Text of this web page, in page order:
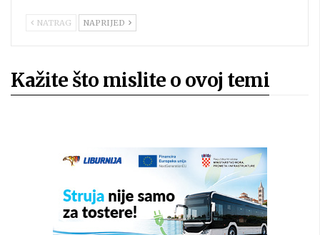
NATRAG NAPRIJED
Kažite što mislite o ovoj temi